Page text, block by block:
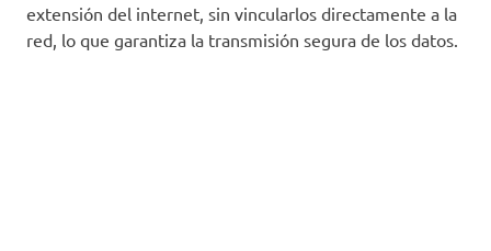
extensión del internet, sin vincularlos directamente a la
red, lo que garantiza la transmisión segura de los datos.